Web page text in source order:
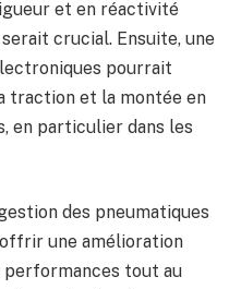
et en réactivité
crucial. Ensuite, une
pourrait
traction et la montée en
en particulier dans les
des pneumatiques
une amélioration
performances tout au